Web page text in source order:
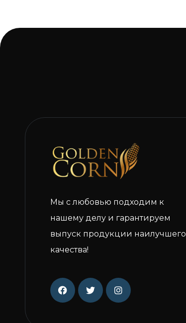
Мы с любовью подходим к
нашему делу и гарантируем
выпуск продукции наилучшего
качества!